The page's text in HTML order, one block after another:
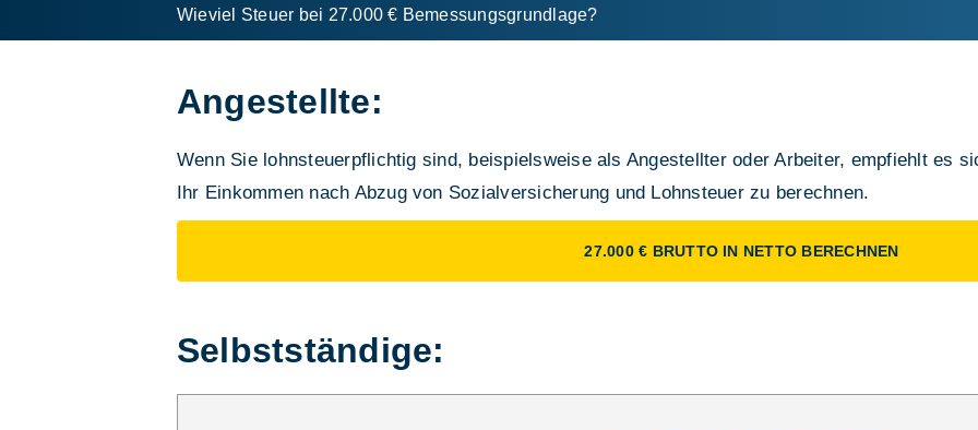
Wieviel Steuer bei 27.000 € Bemessungs­grundlage?
Angestellte:
Wenn Sie lohnsteuerpflichtig sind, beispielsweise als Angestellter oder Arbeiter, empfiehlt es
Ihr Einkommen nach Abzug von Sozialversicherung und Lohnsteuer zu berechnen.
27.000 € BRUTTO IN NETTO BERECHNEN
Selbstständige: